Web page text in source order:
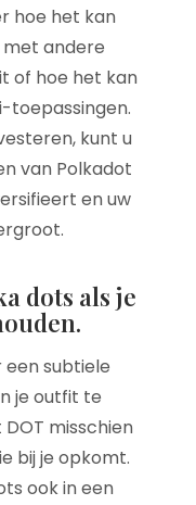
hoe het kan
andere
of hoe het kan
toepassingen.
kunt u
van Polkadot
en uw
dots als je
een subtiele
je outfit te
misschien
bij je opkomt.
ook in een